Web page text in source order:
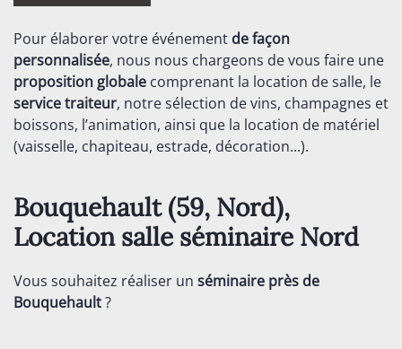
Pour élaborer votre événement de façon
personnalisée, nous nous chargeons de vous faire une
proposition globale comprenant la location de salle, le
service traiteur, notre sélection de vins, champagnes et
boissons, l’animation, ainsi que la location de matériel
(vaisselle, chapiteau, estrade, décoration...).
Bouquehault (59, Nord),
Location salle séminaireNord
Vous souhaitez réaliser un séminaire près de
Bouquehault?